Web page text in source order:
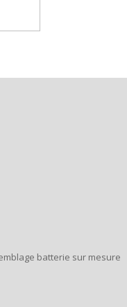
batterie sur mesure